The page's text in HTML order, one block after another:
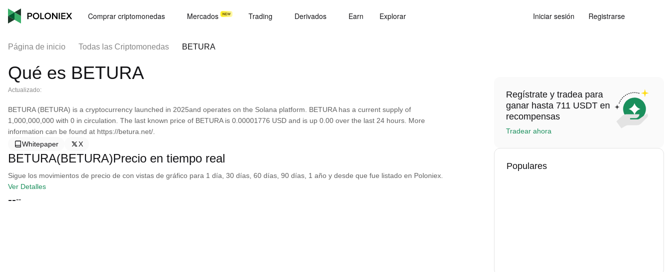
Comprar criptomonedas Mercados Trading Derivados Earn Explorar Iniciar sesión Registrarse
Página de inicio Todas las Criptomonedas BETURA
Qué es BETURA
Actualizado:
BETURA (BETURA) is a cryptocurrency launched in 2025and operates on the Solana platform. BETURA has a current supply of
1,000,000,000 with 0 in circulation. The last known price of BETURA is 0.00001776 USD and is up 0.00 over the last 24 hours. More
information can be found at https://betura.net/.
Whitepaper
X
BETURA(BETURA)Precio en tiempo real
Sigue los movimientos de precio de con vistas de gráfico para 1 día, 30 días, 60 días, 90 días, 1 año y desde que fue listado en Poloniex.
Ver Detalles
----
Regístrate y tradea para
ganar hasta 711 USDT en
recompensas
Tradear ahora
Populares